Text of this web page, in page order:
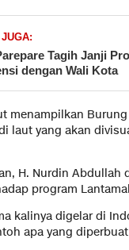
Tagih Janji
dengan Wali Kota
menampilkan
laut yang akan
H. Nurdin Abdullah
program
kalinya digelar di
apa yang